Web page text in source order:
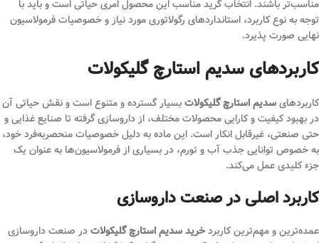
مناسب‌تر باشند. انتخاب گرید مناسب این محصول امری حیاتی است و باید با
توجه به نوع کاربرد، استانداردهای رگولاتوری مورد نیاز و خصوصیات فرمولاسیون
نهایی صورت پذیرد.
کاربردهای سدیم استارچ گلیکولات
کاربردهایسدیم استارچ گلیکولاتبسیار گسترده و متنوع است و نقش حیاتی آن
در بهبود کیفیت و کارایی محصولات مختلف، از داروسازی گرفته تا صنایع غذایی و
حتی صنعتی، غیرقابل انکار است. این ماده به دلیل خصوصیات منحصربه‌فرد خود،
به خصوص توانایی جذب آب و تورم، در بسیاری از فرمولاسیون‌ها به عنوان یک
جزء کلیدی عمل می‌کند.
کاربرد اصلی در صنعت داروسازی
عمده‌ترین و مهم‌ترین کاربردخرید سدیم استارچ گلیکولاتدر صنعت داروسازی